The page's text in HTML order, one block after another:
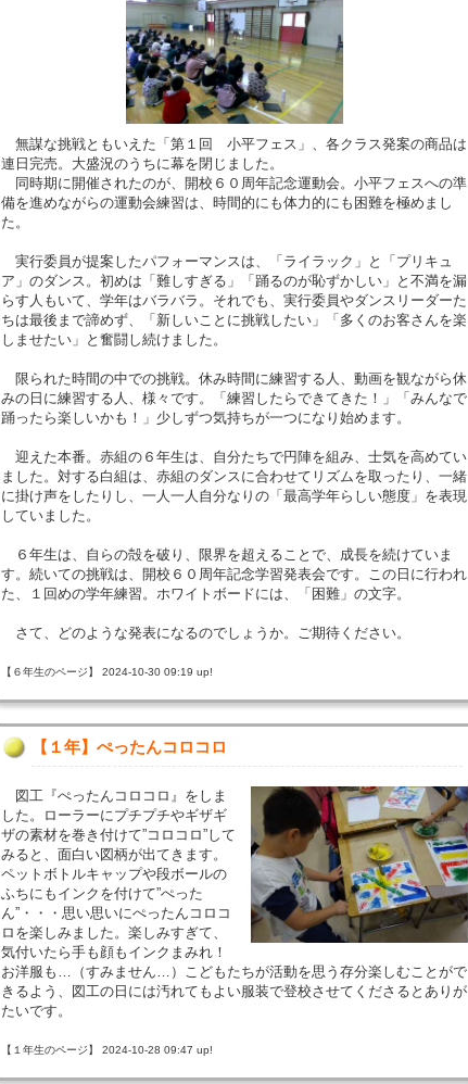
無謀な挑戦ともいえた「第１回 小平フェス」、各クラス発案の商品は
連日完売。大盛況のうちに幕を閉じました。
同時期に開催されたのが、開校６０周年記念運動会。小平フェスへの準
備を進めながらの運動会練習は、時間的にも体力的にも困難を極めまし
た。
実行委員が提案したパフォーマンスは、「ライラック」と「プリキュ
ア」のダンス。初めは「難しすぎる」「踊るのが恥ずかしい」と不満を漏
らす人もいて、学年はバラバラ。それでも、実行委員やダンスリーダーた
ちは最後まで諦めず、「新しいことに挑戦したい」「多くのお客さんを楽
しませたい」と奮闘し続けました。
限られた時間の中での挑戦。休み時間に練習する人、動画を観ながら休
みの日に練習する人、様々です。「練習したらできてきた！」「みんなで
踊ったら楽しいかも！」少しずつ気持ちが一つになり始めます。
迎えた本番。赤組の６年生は、自分たちで円陣を組み、士気を高めてい
ました。対する白組は、赤組のダンスに合わせてリズムを取ったり、一緒
に掛け声をしたりし、一人一人自分なりの「最高学年らしい態度」を表現
していました。
６年生は、自らの殻を破り、限界を超えることで、成長を続けていま
す。続いての挑戦は、開校６０周年記念学習発表会です。この日に行われ
た、１回めの学年練習。ホワイトボードには、「困難」の文字。
さて、どのような発表になるのでしょうか。ご期待ください。
【６年生のページ】 2024-10-30 09:19 up!
【１年】ぺったんコロコロ
図工『ぺったんコロコロ』をしま
した。ローラーにプチプチやギザギ
ザの素材を巻き付けて”コロコロ”して
みると、面白い図柄が出てきます。
ペットボトルキャップや段ボールの
ふちにもインクを付けて”ぺった
ん”・・・思い思いにぺったんコロコ
ロを楽しみました。楽しみすぎて、
気付いたら手も顔もインクまみれ！
お洋服も…（すみません…）こどもたちが活動を思う存分楽しむことがで
きるよう、図工の日には汚れてもよい服装で登校させてくださるとありが
たいです。
【１年生のページ】 2024-10-28 09:47 up!